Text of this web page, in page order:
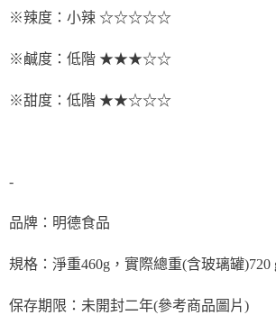
https://aftee.tw/terms/#terms3
３．未成年的使用者請事先徵得法定代理人或監護人
任。
請求用戶進行身份認證。
宅配-新竹物流
離島客戶-中華郵政
每筆NT$120，滿NT$2,000(含以上)免運費
※辣度：小辣 ☆☆☆☆☆
※鹹度：低階 ★★★☆☆
※甜度：低階 ★★☆☆☆
-
品牌：明德食品
規格：淨重460g，實際總重(含玻璃罐)720
保存期限：未開封二年(參考商品圖片)